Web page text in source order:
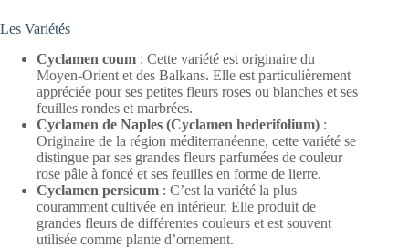
Les Variétés
Cyclamen coum : Cette variété est originaire du
Moyen-Orient et des Balkans. Elle est particulièrement
appréciée pour ses petites fleurs roses ou blanches et ses
feuilles rondes et marbrées.
Cyclamen de Naples (Cyclamen hederifolium) :
Originaire de la région méditerranéenne, cette variété se
distingue par ses grandes fleurs parfumées de couleur
rose pâle à foncé et ses feuilles en forme de lierre.
Cyclamen persicum : C’est la variété la plus
couramment cultivée en intérieur. Elle produit de
grandes fleurs de différentes couleurs et est souvent
utilisée comme plante d’ornement.